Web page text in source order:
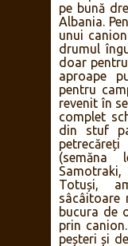
pe bună
Albania.
unui
drumul
doar
aproape
pentru
revenit în
complet
din stuf
Totuși,
sâcâitoare
bucura de
prin canion.
peșteri și